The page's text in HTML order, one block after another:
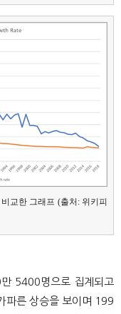
교한 그래프 (출처: 위키피
5400명으로 집계되고
파른 상승을 보이며 199